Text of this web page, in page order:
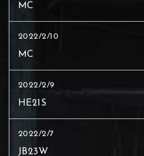
MC
2022/2/10
MC
2022/2/9
HE21S
2022/2/7
JB23W